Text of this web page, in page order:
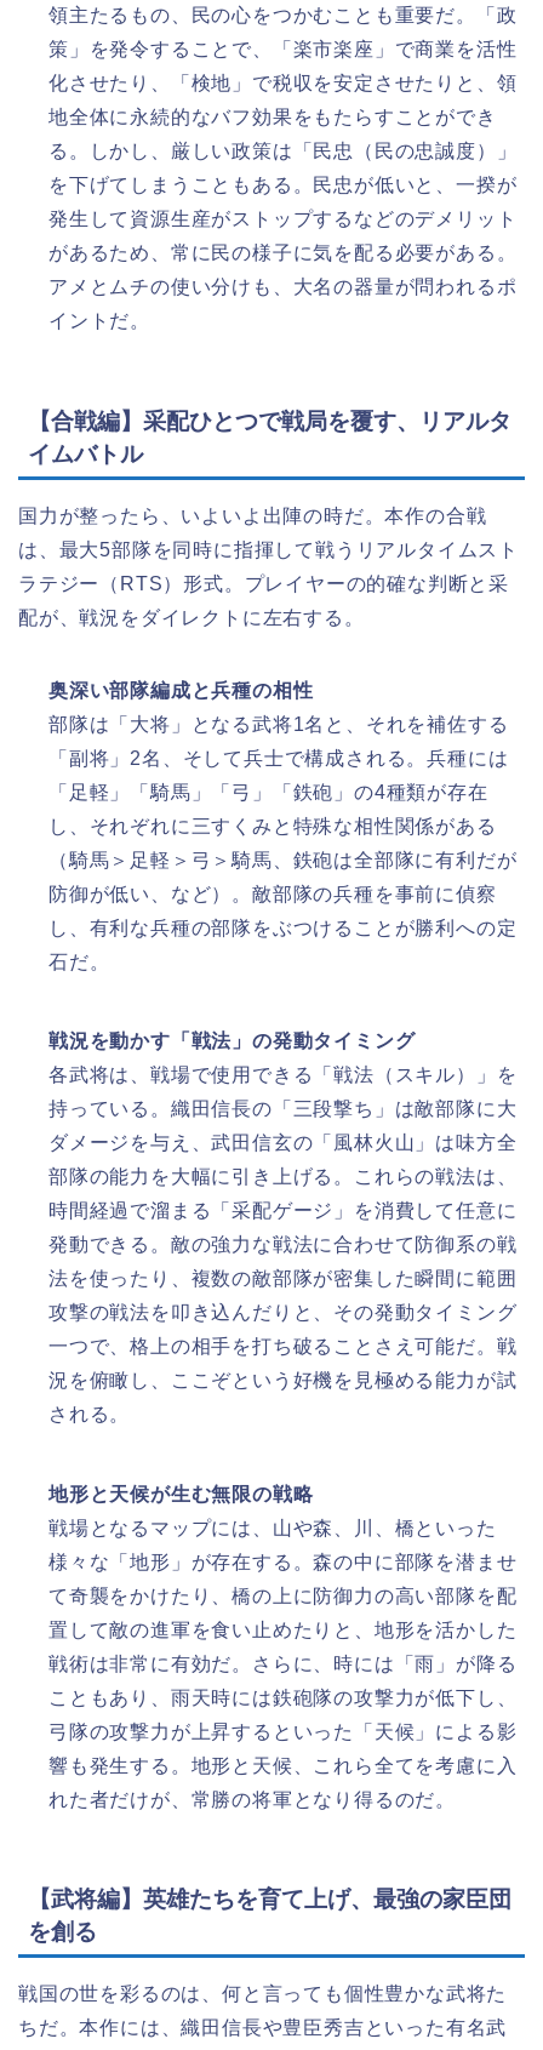
領主たるもの、民の心をつかむことも重要だ。「政
策」を発令することで、「楽市楽座」で商業を活性
化させたり、「検地」で税収を安定させたりと、領
地全体に永続的なバフ効果をもたらすことができ
る。しかし、厳しい政策は「民忠（民の忠誠度）」
を下げてしまうこともある。民忠が低いと、一揆が
発生して資源生産がストップするなどのデメリット
があるため、常に民の様子に気を配る必要がある。
アメとムチの使い分けも、大名の器量が問われるポ
イントだ。
【合戦編】采配ひとつで戦局を覆す、リアルタ
イムバトル
国力が整ったら、いよいよ出陣の時だ。本作の合戦
は、最大5部隊を同時に指揮して戦うリアルタイムスト
ラテジー（RTS）形式。プレイヤーの的確な判断と采
配が、戦況をダイレクトに左右する。
奥深い部隊編成と兵種の相性
部隊は「大将」となる武将1名と、それを補佐する
「副将」2名、そして兵士で構成される。兵種には
「足軽」「騎馬」「弓」「鉄砲」の4種類が存在
し、それぞれに三すくみと特殊な相性関係がある
（騎馬＞足軽＞弓＞騎馬、鉄砲は全部隊に有利だが
防御が低い、など）。敵部隊の兵種を事前に偵察
し、有利な兵種の部隊をぶつけることが勝利への定
石だ。
戦況を動かす「戦法」の発動タイミング
各武将は、戦場で使用できる「戦法（スキル）」を
持っている。織田信長の「三段撃ち」は敵部隊に大
ダメージを与え、武田信玄の「風林火山」は味方全
部隊の能力を大幅に引き上げる。これらの戦法は、
時間経過で溜まる「采配ゲージ」を消費して任意に
発動できる。敵の強力な戦法に合わせて防御系の戦
法を使ったり、複数の敵部隊が密集した瞬間に範囲
攻撃の戦法を叩き込んだりと、その発動タイミング
一つで、格上の相手を打ち破ることさえ可能だ。戦
況を俯瞰し、ここぞという好機を見極める能力が試
される。
地形と天候が生む無限の戦略
戦場となるマップには、山や森、川、橋といった
様々な「地形」が存在する。森の中に部隊を潜ませ
て奇襲をかけたり、橋の上に防御力の高い部隊を配
置して敵の進軍を食い止めたりと、地形を活かした
戦術は非常に有効だ。さらに、時には「雨」が降る
こともあり、雨天時には鉄砲隊の攻撃力が低下し、
弓隊の攻撃力が上昇するといった「天候」による影
響も発生する。地形と天候、これら全てを考慮に入
れた者だけが、常勝の将軍となり得るのだ。
【武将編】英雄たちを育て上げ、最強の家臣団
を創る
戦国の世を彩るのは、何と言っても個性豊かな武将た
ちだ。本作には、織田信長や豊臣秀吉といった有名武